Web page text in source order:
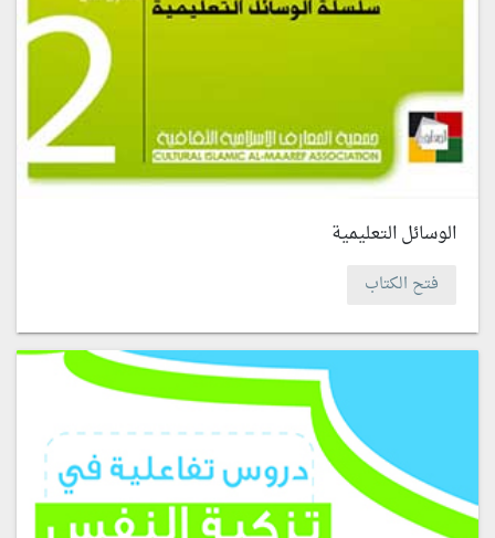
الوسائل التعليمية
فتح الكتاب